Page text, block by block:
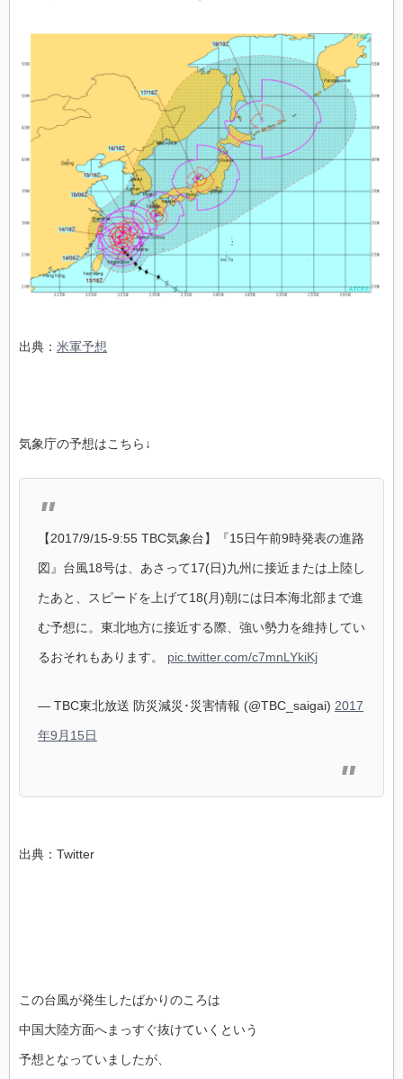
出典： 米軍予想
気象庁の予想はこちら↓
【2017/9/15-9:55 TBC気象台】『15日午前9時発表の進路
図』台風18号は、あさって17(日)九州に接近または上陸し
たあと、スピードを上げて18(月)朝には日本海北部まで進
む予想に。東北地方に接近する際、強い勢力を維持してい
るおそれもあります。 pic.twitter.com/c7mnLYkiKj
— TBC東北放送 防災減災･災害情報 (@TBC_saigai) 2017
年9月15日
出典：Twitter
この台風が発生したばかりのころは
中国大陸方面へまっすぐ抜けていくという
予想となっていましたが、